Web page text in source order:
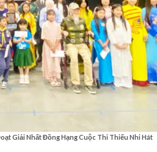
Giải Nhất Đồng Hạng Cuộc Thi Thiếu Nhi Hát